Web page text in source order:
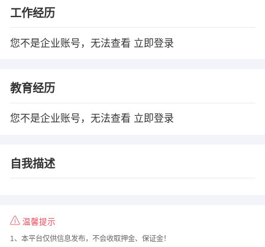
工作经历
您不是企业账号，无法查看 立即登录
教育经历
您不是企业账号，无法查看 立即登录
自我描述
温馨提示
1、本平台仅供信息发布，不会收取押金、保证金！